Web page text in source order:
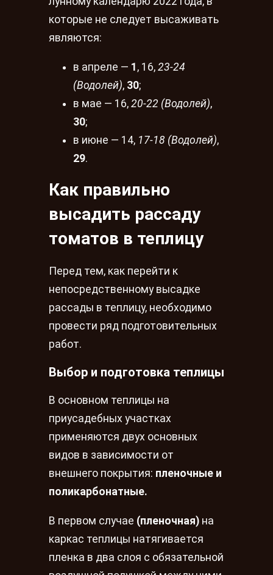
которые не следует высаживать
являются:
в апреле — 1 , 16, 23-24
(Водолей), 30;
в мае — 16, 20-22 (Водолей),
30;
в июне — 14, 17-18 (Водолей),
29.
Как правильно
высадить рассаду
томатов в теплицу
Перед тем, как перейти к
непосредственному высадке
рассады в теплицу, необходимо
провести ряд подготовительных
работ.
Выбор и подготовка теплицы
В основном теплицы на
приусадебных участках
применяются двух основных
видов в зависимости от
внешнего покрытия: пленочные и
поликарбонатные.
В первом случае (пленочная) на
каркас теплицы натягивается
пленка в два слоя с обязательной